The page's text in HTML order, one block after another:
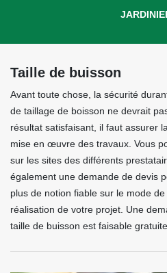
Taille de buisson
Avant toute chose, la sécurité
de taillage de boisson ne devrait
résultat satisfaisant, il faut assurer
mise en œuvre des travaux. Vous
sur les sites des différents
également une demande de devis
plus de notion fiable sur le mode
réalisation de votre projet. Une
taille de buisson est faisable